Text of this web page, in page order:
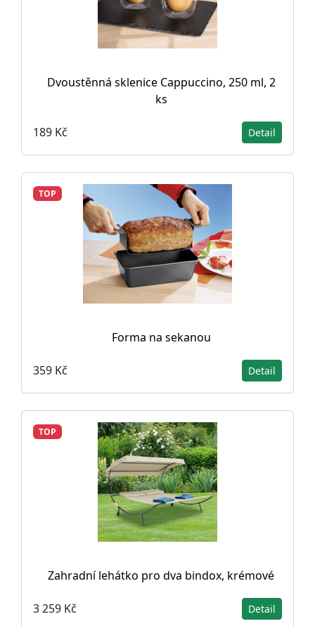
Dvoustěnná sklenice Cappuccino, 250 ml, 2
ks
189 Kč Detail
TOP
Forma na sekanou
359 Kč Detail
TOP
Zahradní lehátko pro dva bindox, krémové
3 259 Kč Detail